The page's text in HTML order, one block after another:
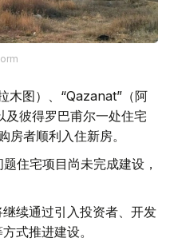
木图）、“Qazanat”（阿
彼得罗巴甫尔一处住宅
房者顺利入住新房。
住宅项目尚未完成建设，
续通过引入投资者、开发
式推进建设。